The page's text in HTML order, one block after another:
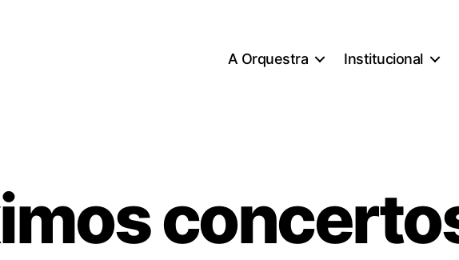
A Orquestra Institucional